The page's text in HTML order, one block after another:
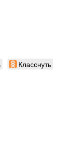
Класснуть